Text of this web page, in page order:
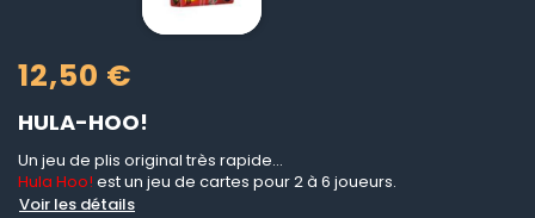
12,50 €
HULA-HOO!
Un jeu de plis original très rapide...
Hula Hoo! est un jeu de cartes pour 2 à 6 joueurs.
Voir les détails